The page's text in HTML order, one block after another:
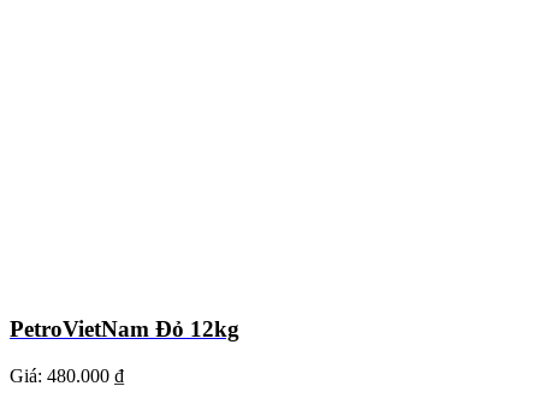
PetroVietNam Đỏ 12kg
Giá: 480.000 ₫